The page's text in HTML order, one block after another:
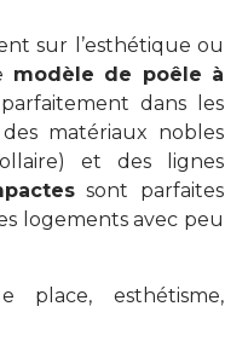
sur l’esthétique ou
modèle de poêle à
dans les
matériaux nobles
et des lignes
sont parfaites
logements avec peu
place, esthétisme,